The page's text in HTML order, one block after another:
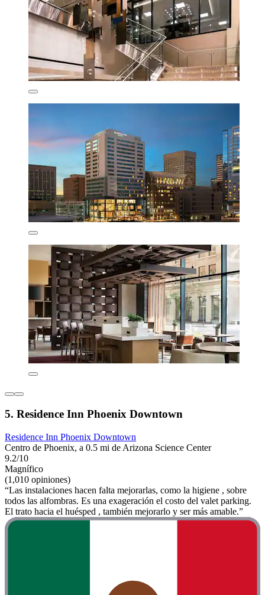
5. Residence Inn Phoenix Downtown
Residence Inn Phoenix Downtown
Centro de Phoenix, a 0.5 mi de Arizona Science Center
9.2/10
Magnífico
(1,010 opiniones)
“Las instalaciones hacen falta mejorarlas, como la higiene , sobre
todos las alfombras. Es una exageración el costo del valet parking.
El trato hacia el huésped , también mejorarlo y ser más amable.”